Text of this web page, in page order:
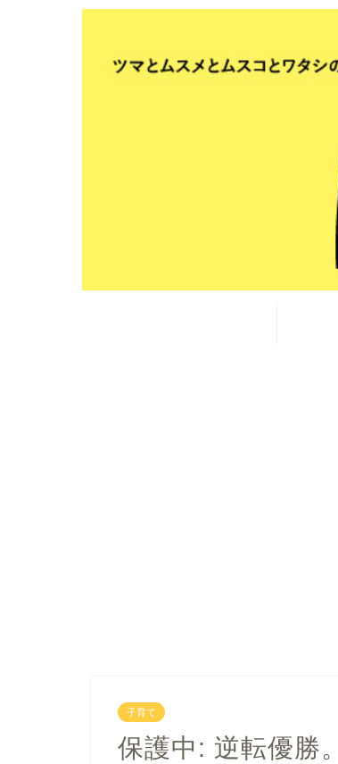
子育て
保護中: 逆転優勝。